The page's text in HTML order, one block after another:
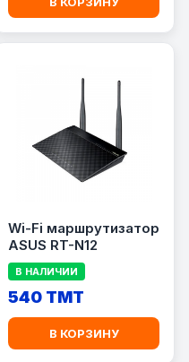
Wi-Fi маршрутизатор
ASUS RT-N12
В НАЛИЧИИ
540 TMT
В КОРЗИНУ